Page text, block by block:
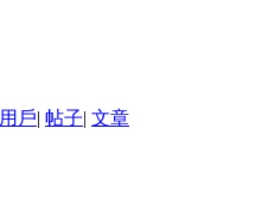
用戶| 帖子| 文章